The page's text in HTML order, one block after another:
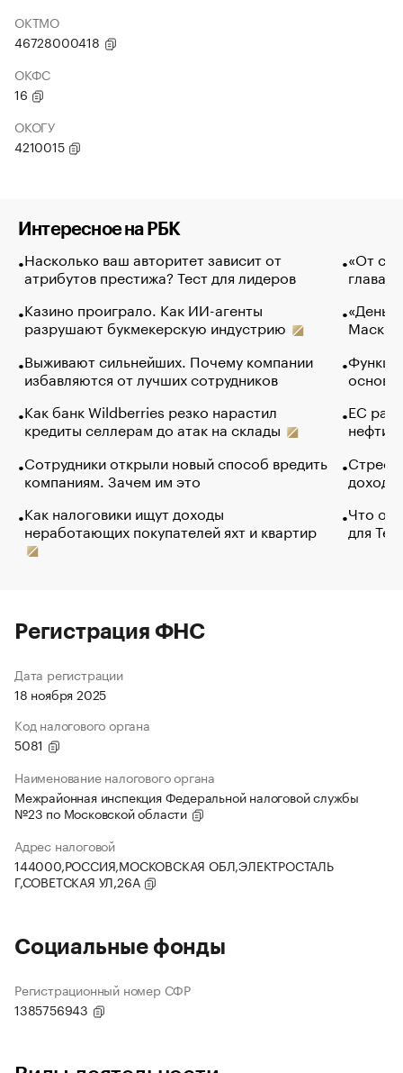
ОКТМО
46728000418
ОКФС
16
ОКОГУ
4210015
Интересное на РБК
Насколько ваш авторитет зависит от
атрибутов престижа? Тест для лидеров
Казино проиграло. Как ИИ-агенты
разрушают букмекерскую индустрию
Выживают сильнейших. Почему компании
избавляются от лучших сотрудников
Как банк Wildberries резко нарастил
кредиты селлерам до атак на склады
Сотрудники открыли новый способ вредить
компаниям. Зачем им это
Как налоговики ищут доходы
неработающих покупателей яхт и квартир
«От
глава
Маск в
основ
ЕС
нефти
Что
для
Регистрация ФНС
Дата регистрации
18 ноября 2025
Код налогового органа
5081
Наименование налогового органа
Межрайонная инспекция Федеральной налоговой службы
№23 по Московской области
Адрес налоговой
144000,РОССИЯ,МОСКОВСКАЯ ОБЛ,ЭЛЕКТРОСТАЛЬ
Г,СОВЕТСКАЯ УЛ,26А
Социальные фонды
Регистрационный номер СФР
1385756943